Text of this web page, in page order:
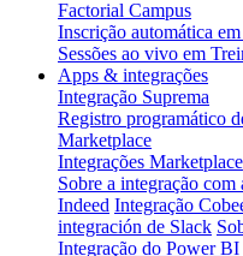
Factorial Campus
Inscrição automática
Sessões ao vivo em
Apps & integrações
Integração Suprema
Registro programático
Marketplace
Integrações Marketplace
Sobre a integração com
Indeed Integração
integración de Slack
Integração do Power BI